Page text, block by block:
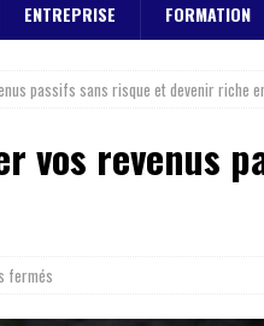
ENTREPRISE FORMATION
passifs sans risque et devenir riche
vos revenus
fermés